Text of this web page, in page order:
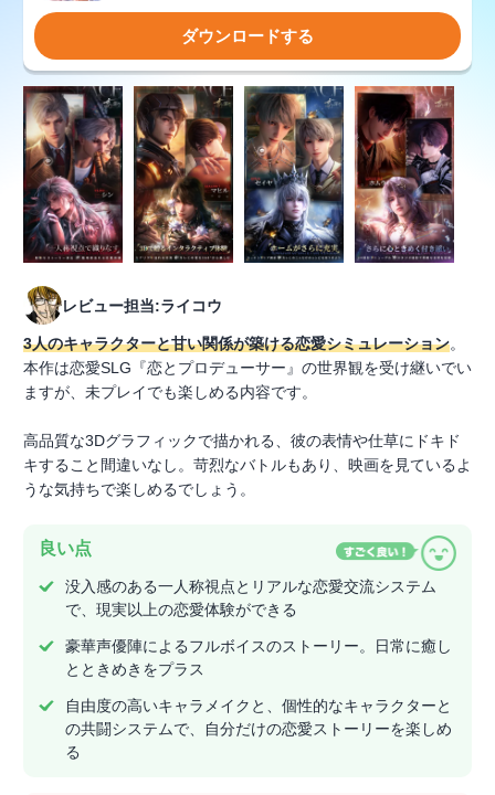
ダウンロードする
レビュー担当:ライコウ
3人のキャラクターと甘い関係が築ける恋愛シミュレーション。
本作は恋愛SLG『恋とプロデューサー』の世界観を受け継いでい
ますが、未プレイでも楽しめる内容です。
高品質な3Dグラフィックで描かれる、彼の表情や仕草にドキド
キすること間違いなし。苛烈なバトルもあり、映画を見ているよ
うな気持ちで楽しめるでしょう。
良い点
没入感のある一人称視点とリアルな恋愛交流システム
で、現実以上の恋愛体験ができる
豪華声優陣によるフルボイスのストーリー。日常に癒し
とときめきをプラス
自由度の高いキャラメイクと、個性的なキャラクターと
の共闘システムで、自分だけの恋愛ストーリーを楽しめ
る